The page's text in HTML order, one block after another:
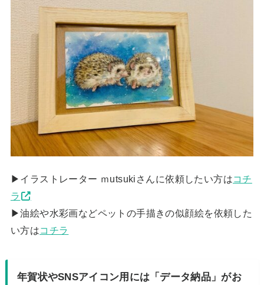
▶︎イラストレーター ｍutsukiさんに依頼したい方はコチ
ラ
▶︎油絵や水彩画などペットの手描きの似顔絵を依頼した
い方はコチラ
年賀状やSNSアイコン用には「データ納品」がお